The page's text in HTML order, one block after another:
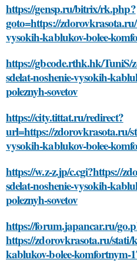
https://gensp.ru/bitrix/rk.php?
goto=https://
vysokih-kablukov-bolee-
https://gbcode.rthk.hk/
sdelat-noshenie-vysokih-
poleznyh-sovetov
https://city.tittat.ru/redirect?
url=https://zdorovkrasota.ru/
vysokih-kablukov-bolee-
https://w.z-z.jp/c.cgi?https://
sdelat-noshenie-vysokih-
poleznyh-sovetov
https://forum.japancar.ru/
https://zdorovkrasota.ru/stati/
kablukov-bolee-komfortnym-